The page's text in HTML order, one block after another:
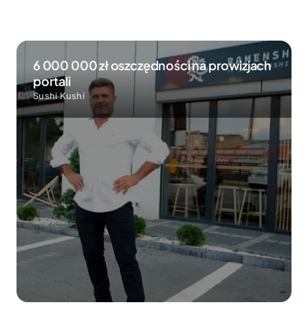
6 000 000 zł oszczędności na prowizjach
portali
Sushi Kushi